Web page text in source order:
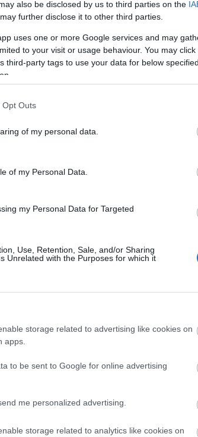
also be disclosed by us to third parties on the
further disclose it to other third parties.
uses one or more Google services and may
to your visit or usage behaviour. You may
third-party tags to use your data for below
Opt Outs
of my personal data.
of my Personal Data.
my Personal Data for Targeted
Use, Retention, Sale, and/or Sharing
Unrelated with the Purposes for which it
storage related to advertising like cookies on
apps.
to be sent to Google for online advertising
me personalized advertising.
storage related to analytics like cookies on